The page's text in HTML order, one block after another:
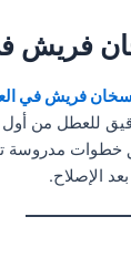
فريش
سخان فريش في
للعطل من أول
خطوات مدروسة
الإصلاح.